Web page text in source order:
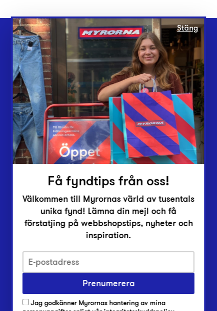
Webbshop
Butiker
Lämna in
Vårt överskott
Inlämningsplatser
Om Myrorna
Lediga jobb
Pressrum
Integritetsskyddspolicy
Har du frågor om onlineköp, leverans eller retur?
Har du frågor om vår verksamhet?
Stäng
Få fyndtips från oss!
Välkommen till Myrornas värld av tusentals
unika fynd! Lämna din mejl och få
förstatjing på webbshopstips, nyheter och
inspiration.
Prenumerera
Jag godkänner Myrornas hantering av mina